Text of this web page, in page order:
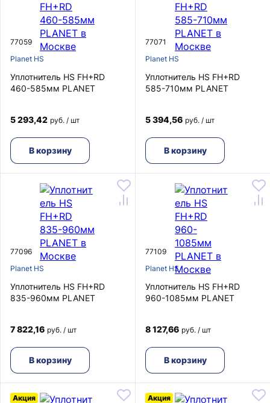
77059
Planet HS
Уплотнитель HS FH+RD
460-585мм PLANET
5 293,42 руб. / шт
В корзину
77071
Planet HS
Уплотнитель HS FH+RD
585-710мм PLANET
5 394,56 руб. / шт
В корзину
77096
Planet HS
Уплотнитель HS FH+RD
835-960мм PLANET
7 822,16 руб. / шт
В корзину
77109
Planet HS
Уплотнитель HS FH+RD
960-1085мм PLANET
8 127,66 руб. / шт
В корзину
Акция Акция